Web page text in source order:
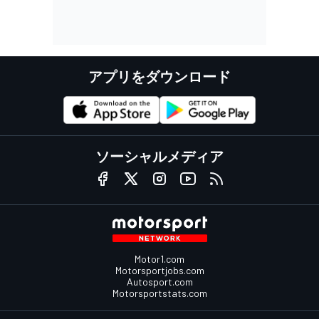
アプリをダウンロード
ソーシャルメディア
Motor1.com
Motorsportjobs.com
Autosport.com
Motorsportstats.com